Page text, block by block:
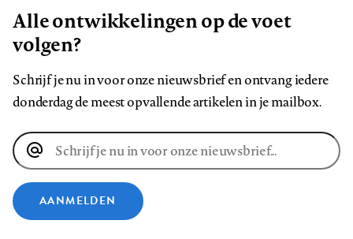
Alle ontwikkelingen op de voet
volgen?
Schrijf je nu in voor onze nieuwsbrief en ontvang iedere
donderdag de meest opvallende artikelen in je mailbox.
E-
mailadres
AANMELDEN